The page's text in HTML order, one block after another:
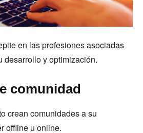
en las profesiones asociadas
desarrollo y optimización.
comunidad
crean comunidades a su
offline u online.